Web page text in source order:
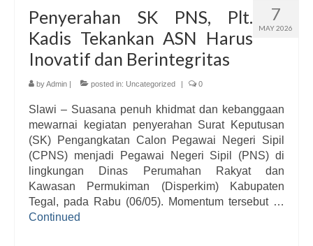
7
MAY 2026
Penyerahan SK PNS, Plt.
Kadis Tekankan ASN Harus
Inovatif dan Berintegritas
byAdmin posted in: Uncategorized 0
Slawi – Suasana penuh khidmat dan kebanggaan
mewarnai kegiatan penyerahan Surat Keputusan
(SK) Pengangkatan Calon Pegawai Negeri Sipil
(CPNS) menjadi Pegawai Negeri Sipil (PNS) di
lingkungan Dinas Perumahan Rakyat dan
Kawasan Permukiman (Disperkim) Kabupaten
Tegal, pada Rabu (06/05). Momentum tersebut …
Continued